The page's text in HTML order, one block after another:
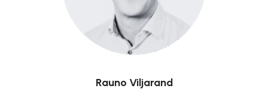
Rauno Viljarand